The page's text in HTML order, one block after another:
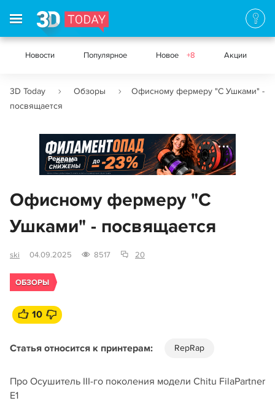
Новости Популярное Новое +8 Акции
3D Today Обзоры
Офисному фермеру "С Ушками" -
посвящается
Реклама
Офисному фермеру "С
Ушками" - посвящается
ski 04.09.2025 8517 20
ОБЗОРЫ
10
Статья относится к принтерам: RepRap
Про Осушитель III-го поколения модели Chitu FilaPartner
E1